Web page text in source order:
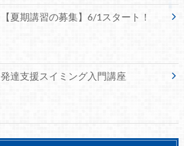
【夏期講習の募集】6/1スタート！
発達支援スイミング入門講座